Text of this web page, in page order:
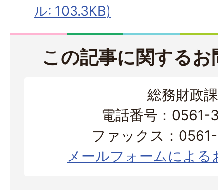
ル: 103.3KB)
この記事に関する
総務財政課
電話番号：0561-
ファックス：
メールフォームによる